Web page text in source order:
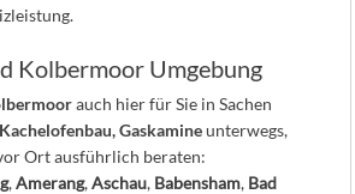
Kolbermoor Umgebung
auch hier für Sie in Sachen
Gaskamineunterwegs,
Ort ausführlich beraten:
,Amerang,Aschau, Babensham, Bad